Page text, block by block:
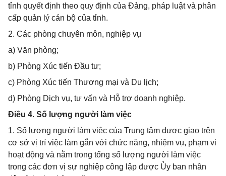
tỉnh quyết định theo quy định của Đảng, pháp luật và phân
cấp quản lý cán bộ của tỉnh.
2. Các phòng chuyên môn, nghiệp vụ
a) Văn phòng;
b) Phòng Xúc tiến Đầu tư;
c) Phòng Xúc tiến Thương mại và Du lịch;
d) Phòng Dịch vụ, tư vấn và Hỗ trợ doanh nghiệp.
Điều 4. Số lượng người làm việc
1. Số lượng người làm việc của Trung tâm được giao trên
cơ sở vị trí việc làm gắn với chức năng, nhiệm vụ, phạm vi
hoạt động và nằm trong tổng số lượng người làm việc
trong các đơn vị sự nghiệp công lập được Ủy ban nhân